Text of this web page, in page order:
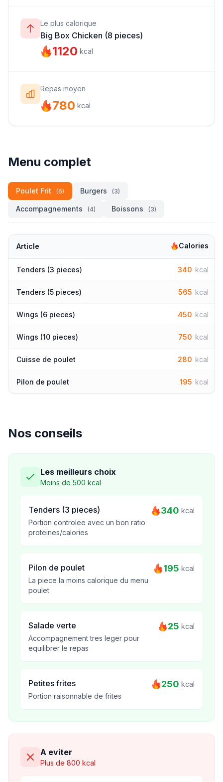
Le plus calorique
Big Box Chicken (8 pieces)
1120 kcal
Repas moyen
780 kcal
Menu complet
Poulet Frit (6) Burgers (3)
Accompagnements (4) Boissons (3)
Article Calories
Tenders (3 pieces) 340 kcal
Tenders (5 pieces) 565 kcal
Wings (6 pieces) 450 kcal
Wings (10 pieces) 750 kcal
Cuisse de poulet 280 kcal
Pilon de poulet 195 kcal
Nos conseils
Les meilleurs choix
Moins de 500 kcal
Tenders (3 pieces)
Portion controlee avec un bon ratio
proteines/calories
340 kcal
Pilon de poulet
La piece la moins calorique du menu
poulet
195 kcal
Salade verte
Accompagnement tres leger pour
equilibrer le repas
25 kcal
Petites frites
Portion raisonnable de frites
250 kcal
A eviter
Plus de 800 kcal